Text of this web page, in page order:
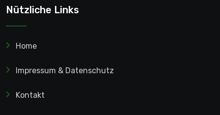
Nützliche Links
Home
Impressum & Datenschutz
Kontakt